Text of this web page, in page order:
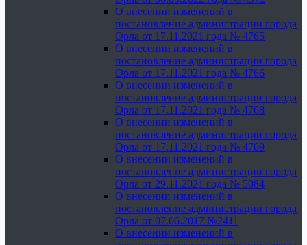
О внесении изменений в
постановление администрации города
Орла от 17.11.2021 года № 4765
О внесении изменений в
постановление администрации города
Орла от 17.11.2021 года № 4766
О внесении изменений в
постановление администрации города
Орла от 17.11.2021 года № 4768
О внесении изменений в
постановление администрации города
Орла от 17.11.2021 года № 4769
О внесении изменений в
постановление администрации города
Орла от 29.11.2021 года № 5084
О внесении изменений в
постановление администрации города
Орла от 07.06.2017 №2411
О внесении изменений в